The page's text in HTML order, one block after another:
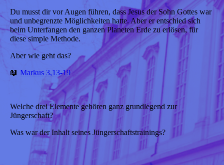
Du musst dir vor Augen führen, dass Jesus der Sohn Gottes war
und unbegrenzte Möglichkeiten hatte. Aber er entschied sich
beim Unterfangen den ganzen Planeten Erde zu erlösen, für
diese simple Methode.
Aber wie geht das?
📖 Markus 3,13-19
Welche drei Elemente gehören ganz grundlegend zur
Jüngerschaft?
Was war der Inhalt seines Jüngerschaftstrainings?